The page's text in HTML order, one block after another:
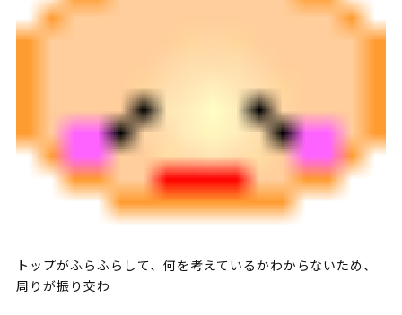
トップがふらふらして、何を考えているかわからないため、
周りが振り交わ